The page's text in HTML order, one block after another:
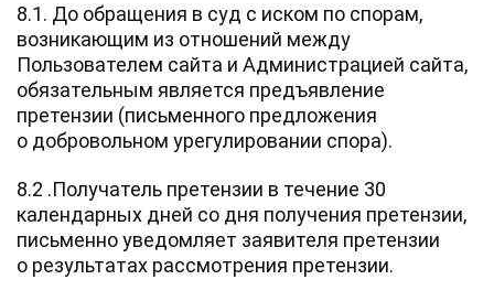
8.1. До обращения в суд с иском по спорам,
возникающим из отношений между
Пользователем сайта и Администрацией сайта,
обязательным является предъявление
претензии (письменного предложения
о добровольном урегулировании спора).
8.2 .Получатель претензии в течение 30
календарных дней со дня получения претензии,
письменно уведомляет заявителя претензии
о результатах рассмотрения претензии.